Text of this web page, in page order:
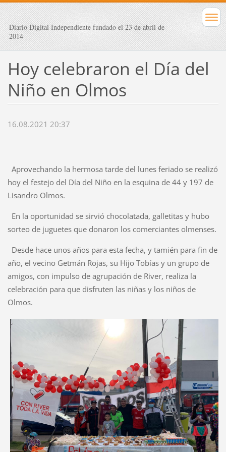
Diario Digital Independiente fundado el 23 de abril de
2014
Hoy celebraron el Día del
Niño en Olmos
16.08.2021 20:37
Aprovechando la hermosa tarde del lunes feriado se realizó
hoy el festejo del Día del Niño en la esquina de 44 y 197 de
Lisandro Olmos.
En la oportunidad se sirvió chocolatada, galletitas y hubo
sorteo de juguetes que donaron los comerciantes olmenses.
Desde hace unos años para esta fecha, y tamién para fin de
año, el vecino Getmán Rojas, su Hijo Tobías y un grupo de
amigos, con impulso de agrupación de River, realiza la
celebración para que disfruten las niñas y los niños de
Olmos.